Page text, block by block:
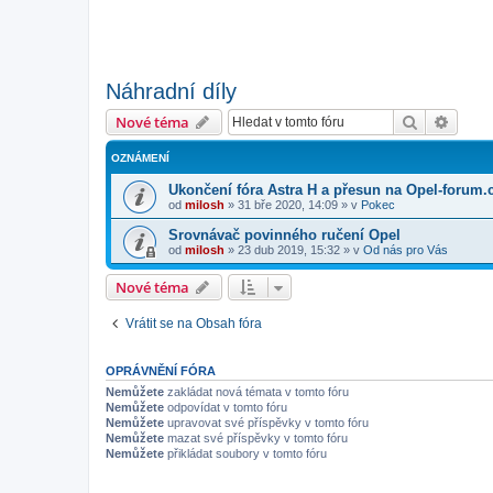
Náhradní díly
Nové téma Hledat
OZNÁMENÍ
Ukončení fóra Astra H a přesun na Opel-
od milosh » 31 bře 2020, 14:09 » v Pokec
Srovnávač povinného ručení Opel
od milosh » 23 dub 2019, 15:32 » v Od nás pro Vás
Nové téma
Vrátit se na Obsah fóra
OPRÁVNĚNÍ FÓRA
Nemůžete zakládat nová témata v tomto fóru
Nemůžete odpovídat v tomto fóru
Nemůžete upravovat své příspěvky v tomto fóru
Nemůžete mazat své příspěvky v tomto fóru
Nemůžete přikládat soubory v tomto fóru